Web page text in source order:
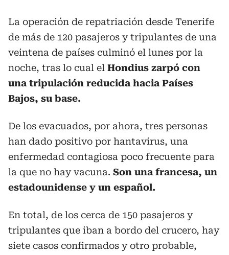
La operación de repatriación desde Tenerife
de más de 120 pasajeros y tripulantes de una
veintena de países culminó el lunes por la
noche, tras lo cual el Hondius zarpó con
una tripulación reducida hacia Países
Bajos, su base.
De los evacuados, por ahora, tres personas
han dado positivo por hantavirus, una
enfermedad contagiosa poco frecuente para
la que no hay vacuna. Son una francesa, un
estadounidense y un español.
En total, de los cerca de 150 pasajeros y
tripulantes que iban a bordo del crucero, hay
siete casos confirmados y otro probable,